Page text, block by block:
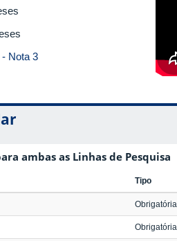
- Nota 3
ambas as Linhas de Pesquisa
Tipo
Obrigatória
Obrigatória